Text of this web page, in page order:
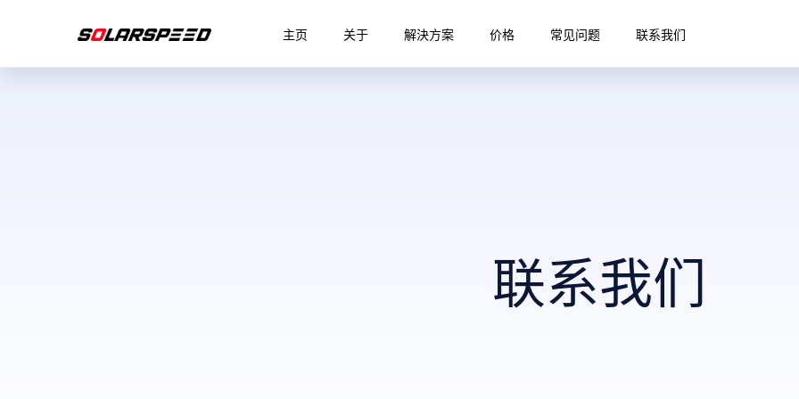
主页 关于 解決方案 价格 常见问题 联系我们
联系我们